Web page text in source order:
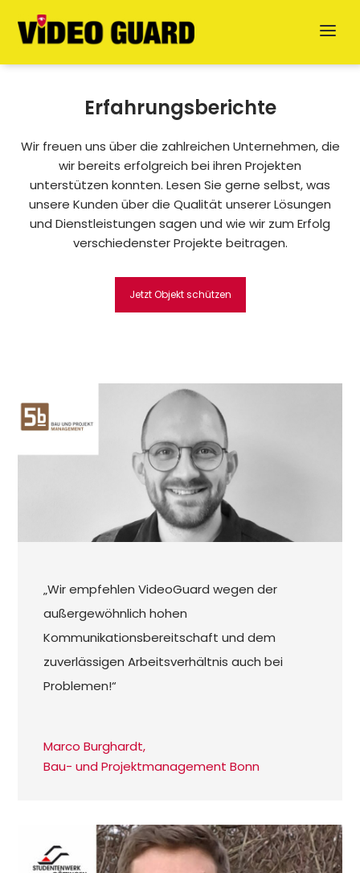
Jetzt anfragen
English
Dansk
Erfahrungsberichte
Wir freuen uns über die zahlreichen Unternehmen, die
wir bereits erfolgreich bei ihren Projekten
unterstützen konnten. Lesen Sie gerne selbst, was
unsere Kunden über die Qualität unserer Lösungen
und Dienstleistungen sagen und wie wir zum Erfolg
verschiedenster Projekte beitragen.
Jetzt Objekt schützen
„Wir empfehlen VideoGuard wegen der
außergewöhnlich hohen
Kommunikationsbereitschaft und dem
zuverlässigen Arbeitsverhältnis auch bei
Problemen!“
Marco Burghardt,
Bau- und Projektmanagement Bonn